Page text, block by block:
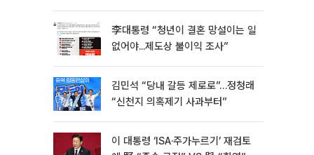
李대통령 “청년이 결혼 망설이는 일
없어야...제도상 불이익 조사”
김민석 “당내 갈등 제로로”…정청래
“신천지 의혹제기 사과부터”
이 대통령 ‘ISA·주가누르기’ 재검토